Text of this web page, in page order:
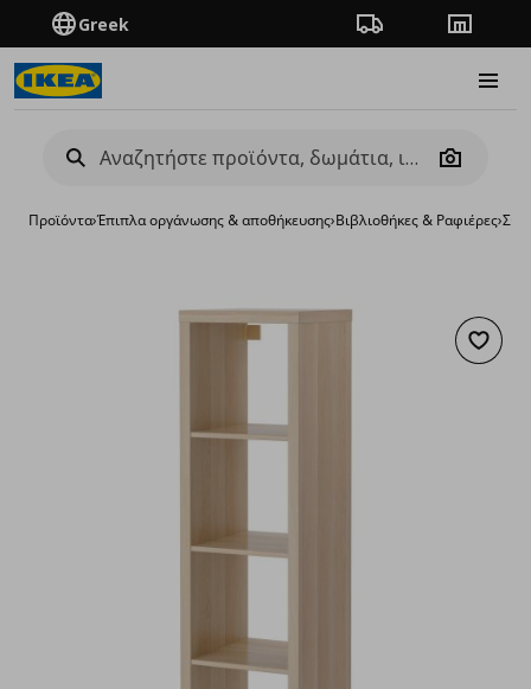
Greek Πορεία παραγγελίας
Camera
Προϊόντα›Έπιπλα οργάνωσης & αποθήκευσης›Βιβλιοθήκες & Ραφιέρες›